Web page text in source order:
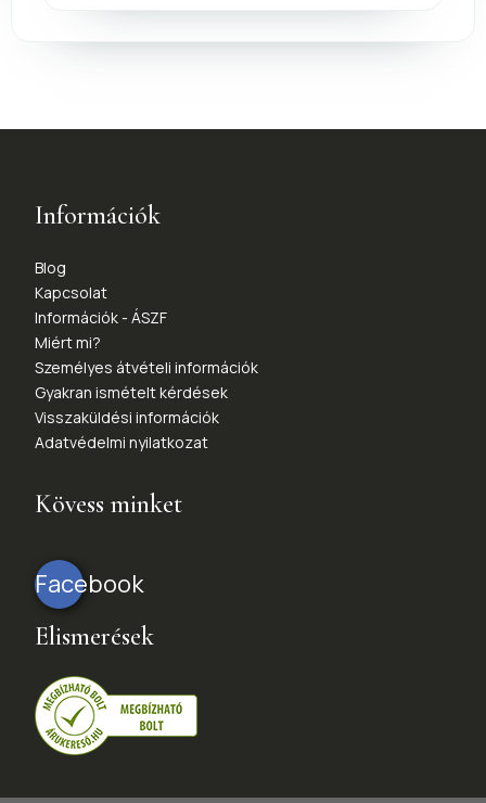
Információk
Blog
Kapcsolat
Információk - ÁSZF
Miért mi?
Személyes átvételi információk
Gyakran ismételt kérdések
Visszaküldési információk
Adatvédelmi nyilatkozat
Kövess minket
Facebook
Elismerések